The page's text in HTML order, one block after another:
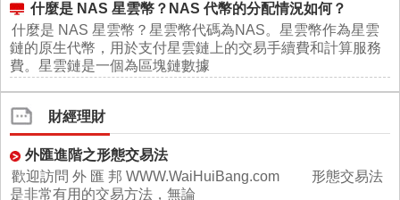
什麼是 NAS 星雲幣？NAS 代幣的分配情況如何？
什麼是 NAS 星雲幣？星雲幣代碼為NAS。星雲幣作為星雲
鏈的原生代幣，用於支付星雲鏈上的交易手續費和計算服務
費。星雲鏈是一個為區塊鏈數據
財經理財
外匯進階之形態交易法
歡迎訪問 外 匯 邦 WWW.WaiHuiBang.com 形態交易法
是非常有用的交易方法，無論